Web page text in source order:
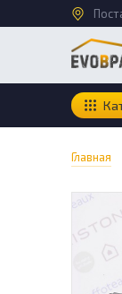
Главная